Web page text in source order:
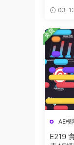
03-
AE模
E219
免費